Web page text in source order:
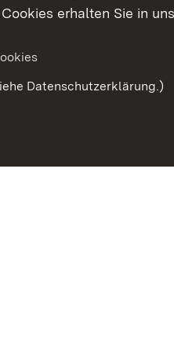
erhalten Sie in
Datenschutzerklärung.)